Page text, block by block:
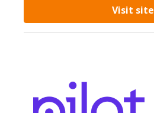
Visit site